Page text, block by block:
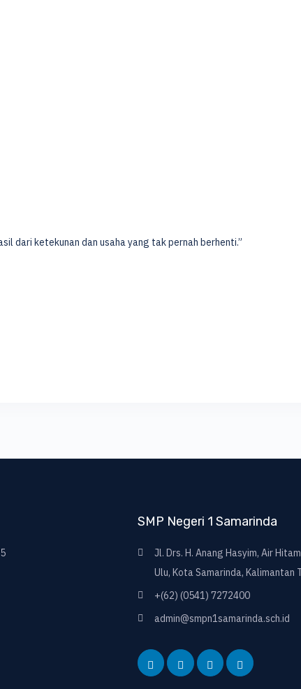
dari ketekunan dan usaha yang tak pernah berhenti.”
SMP Negeri 1 Samarinda
Jl. Drs. H. Anang Hasyim, Air
Ulu, Kota Samarinda, Kalimantan
+(62) (0541) 7272400
admin@smpn1samarinda.sch.id